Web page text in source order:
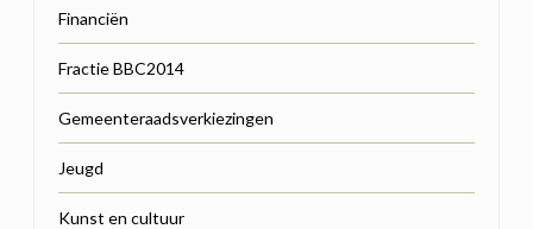
Financiën
Fractie BBC2014
Gemeenteraadsverkiezingen
Jeugd
Kunst en cultuur